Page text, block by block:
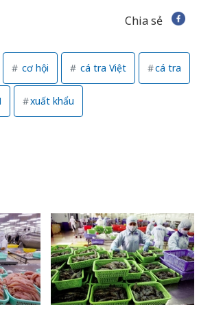
Chia sẻ
cơ hội cá tra Việt cá tra
xuất khẩu